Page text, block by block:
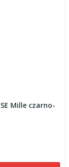
Mille czarno-